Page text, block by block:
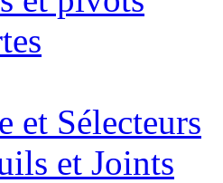
et Sélecteurs
et Joints